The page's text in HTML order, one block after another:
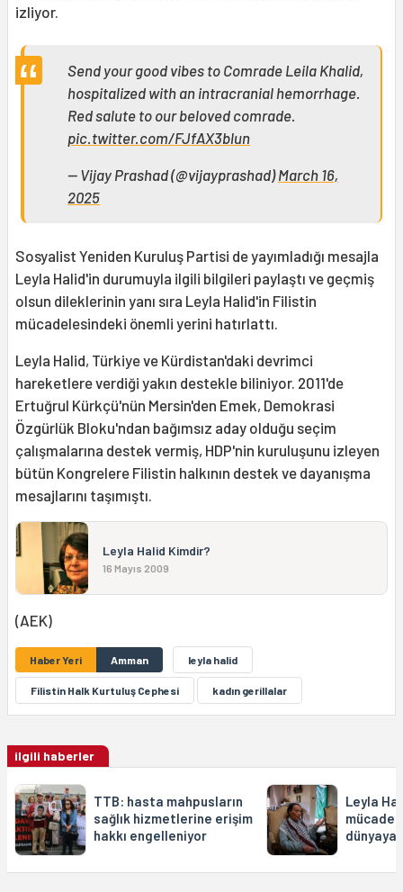
izliyor.
Send your good vibes to Comrade Leila Khalid,
hospitalized with an intracranial hemorrhage.
Red salute to our beloved comrade.
pic.twitter.com/FJfAX3blun
— Vijay Prashad (@vijayprashad)March 16,
2025
Sosyalist Yeniden Kuruluş Partisi de yayımladığı mesajla
Leyla Halid'in durumuyla ilgili bilgileri paylaştı ve geçmiş
olsun dileklerinin yanı sıra Leyla Halid'in Filistin
mücadelesindeki önemli yerini hatırlattı.
Leyla Halid, Türkiye ve Kürdistan'daki devrimci
hareketlere verdiği yakın destekle biliniyor. 2011'de
Ertuğrul Kürkçü'nün Mersin'den Emek, Demokrasi
Özgürlük Bloku'ndan bağımsız aday olduğu seçim
çalışmalarına destek vermiş, HDP'nin kuruluşunu izleyen
bütün Kongrelere Filistin halkının destek ve dayanışma
mesajlarını taşımıştı.
Leyla Halid Kimdir?
16 Mayıs 2009
(AEK)
Haber Yeri Amman leyla halid
Filistin Halk Kurtuluş Cephesi kadın gerillalar
ilgili haberler
TTB: hasta mahpusların
sağlık hizmetlerine erişim
hakkı engelleniyor
Leyla
dünyaya